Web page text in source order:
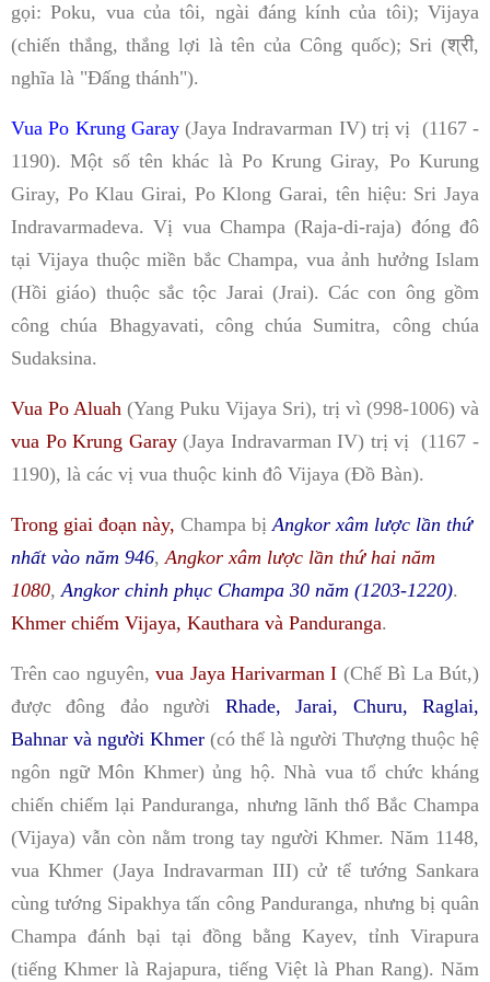
gọi: Poku, vua của tôi, ngài đáng kính của tôi); Vijaya
(chiến thắng, thắng lợi là tên của Công quốc); Sri (श्री,
nghĩa là "Đấng thánh").
Vua Po Krung Garay(Jaya Indravarman IV) trị vị (1167 -
1190). Một số tên khác là Po Krung Giray, Po Kurung
Giray, Po Klau Girai, Po Klong Garai, tên hiệu: Sri Jaya
Indravarmadeva. Vị vua Champa (Raja-di-raja) đóng đô
tại Vijaya thuộc miền bắc Champa, vua ảnh hưởng Islam
(Hồi giáo) thuộc sắc tộc Jarai (Jrai). Các con ông gồm
công chúa Bhagyavati, công chúa Sumitra, công chúa
Sudaksina.
Vua Po Aluah (Yang Puku Vijaya Sri), trị vì (998-1006) và
vua Po Krung Garay(Jaya Indravarman IV) trị vị (1167 -
1190), là các vị vua thuộc kinh đô Vijaya (Đồ Bàn).
Trong giai đoạn này, Champa bịAngkor xâm lược lần thứ
nhất vào năm 946,Angkor xâm lược lần thứ hai năm
1080,Angkor chinh phục Champa 30 năm (1203-1220).
Khmer chiếm Vijaya, Kauthara và Panduranga.
Trên cao nguyên,vua Jaya Harivarman I (Chế Bì La Bút,)
được đông đảo người Rhade, Jarai, Churu, Raglai,
Bahnar và người Khmer (có thể là người Thượng thuộc hệ
ngôn ngữ Môn Khmer) ủng hộ. Nhà vua tổ chức kháng
chiến chiếm lại Panduranga, nhưng lãnh thổ Bắc Champa
(Vijaya) vẫn còn nằm trong tay người Khmer. Năm 1148,
vua Khmer (Jaya Indravarman III) cử tể tướng Sankara
cùng tướng Sipakhya tấn công Panduranga, nhưng bị quân
Champa đánh bại tại đồng bằng Kayev, tỉnh Virapura
(tiếng Khmer là Rajapura, tiếng Việt là Phan Rang). Năm